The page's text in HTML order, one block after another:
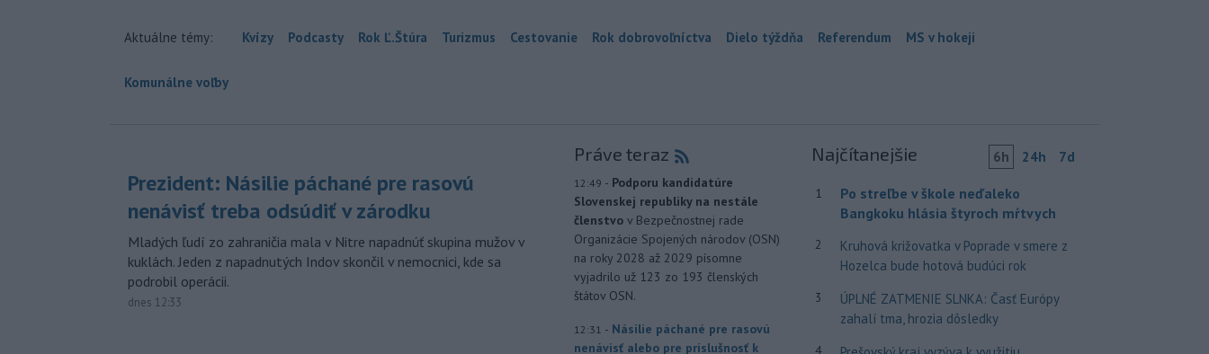
Aktuálne témy: Kvízy Podcasty Rok Ľ.Štúra Turizmus Cestovanie Rok dobrovoľníctva Dielo týždňa Referendum MS v hokeji
Komunálne voľby
Prezident: Násilie páchané pre rasovú
nenávisť treba odsúdiť v zárodku
Mladých ľudí zo zahraničia mala v Nitre napadnúť skupina mužov v
kuklách. Jeden z napadnutých Indov skončil v nemocnici, kde sa
podrobil operácii.
dnes 12:33
Práve teraz
12:49 - Podporu kandidatúre
Slovenskej republiky na nestále
členstvo v Bezpečnostnej rade
Organizácie Spojených národov (OSN)
na roky 2028 až 2029 písomne
vyjadrilo už 123 zo 193 členských
štátov OSN.
12:31 - Násilie páchané pre rasovú
nenávisť alebo pre príslušnosť k
Najčítanejšie 6h 24h 7d
1
Po streľbe v škole neďaleko
Bangkoku hlásia štyroch mŕtvych
2
Kruhová križovatka v Poprade v smere z
Hozelca bude hotová budúci rok
3
ÚPLNÉ ZATMENIE SLNKA: Časť Európy
zahalí tma, hrozia dôsledky
4